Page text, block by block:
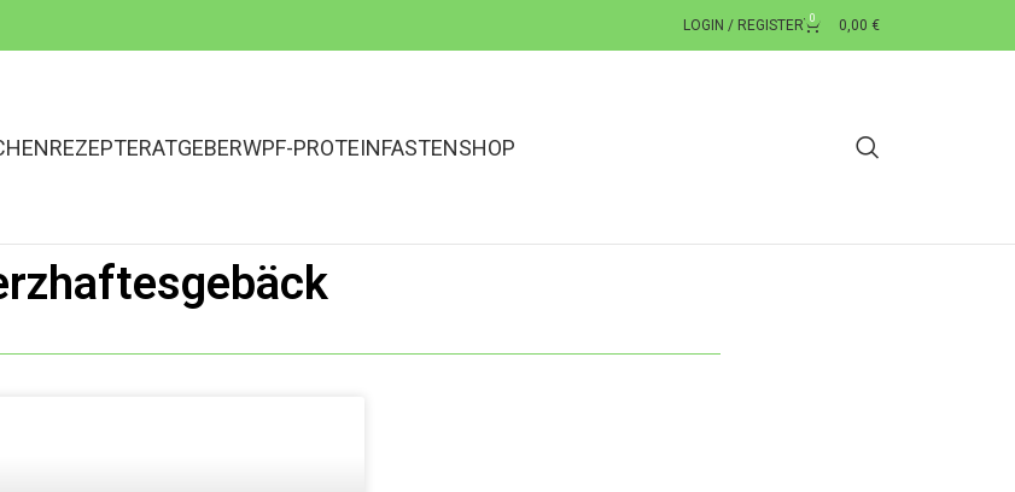
LOGIN / REGISTER 0 0,00 €
REZEPTERATGEBERWPF-PROTEINFASTENSHOP